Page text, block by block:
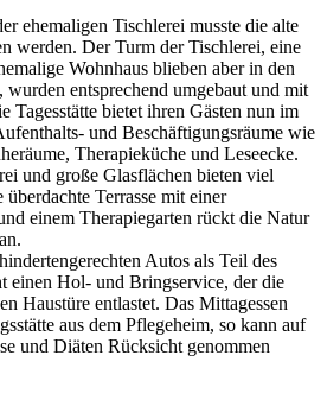
ehemaligen Tischlerei musste die alte
werden. Der Turm der Tischlerei, eine
Wohnhaus blieben aber in den
wurden entsprechend umgebaut und mit
Tagesstätte bietet ihren Gästen nun im
und Beschäftigungsräume wie
Therapieküche und Leseecke.
und große Glasflächen bieten viel
Terrasse mit einer
einem Therapiegarten rückt die Natur
Autos als Teil des
einen Hol- und Bringservice, der die
Haustüre entlastet. Das Mittagessen
aus dem Pflegeheim, so kann auf
und Diäten Rücksicht genommen